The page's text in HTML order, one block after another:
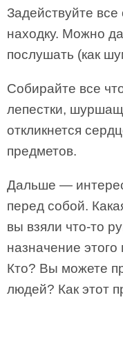
Задействуйте
находку. Можно
послушать (как
Собирайте все
лепестки,
откликнется
предметов.
Дальше —
перед собой.
вы взяли что-то
назначение
Кто? Вы можете
людей? Как этот